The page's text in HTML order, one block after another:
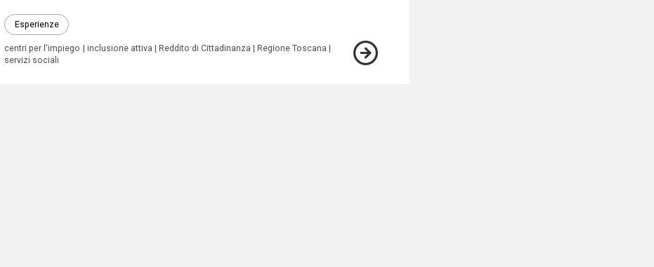
Esperienze
centri per l'impiego inclusione attiva Reddito di Cittadinanza
Regione Toscana
servizi sociali